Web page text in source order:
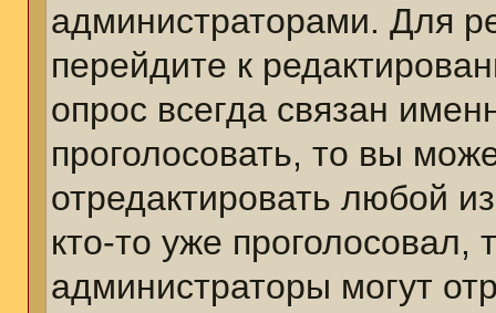
администраторами. Для
перейдите к
опрос всегда связан
проголосовать, то вы
отредактировать любой
кто-то уже
администраторы могут